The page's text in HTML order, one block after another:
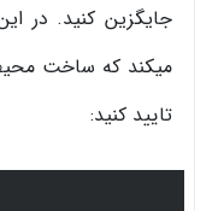
تایید کنید: